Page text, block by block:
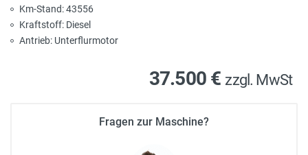
Km-Stand: 43556
Kraftstoff: Diesel
Antrieb: Unterflurmotor
37.500 € zzgl. MwSt
Fragen zur Maschine?